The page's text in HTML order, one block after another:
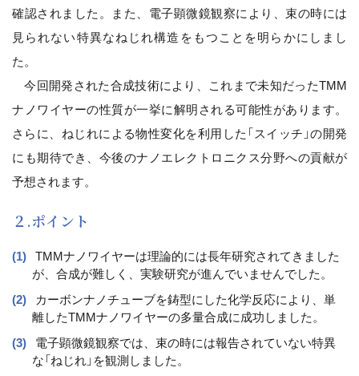
確認されました。また、電子顕微鏡観察により、束の時には
見られない特異なねじれ構造をもつことを明らかにしまし
た。
今回開発された合成技術により、これまで未知だったTMM
ナノワイヤーの性質が一挙に解明される可能性があります。
さらに、ねじれによる物性変化を利用した「スイッチ」の開発
にも期待でき、今後のナノエレクトロニクス分野への貢献が
予想されます。
２.ポイント
TMMナノワイヤーは理論的には長年研究されてきました
が、合成が難しく、実験研究が進んでいませんでした。
カーボンナノチューブを鋳型にした化学反応により、単
離したTMMナノワイヤーの多量合成に成功しました。
電子顕微鏡観察では、束の時には報告されていない特異
な「ねじれ」を観測しました。